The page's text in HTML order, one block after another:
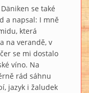
se také
a napsal: I mně
která
na verandě, v
se mi dostalo
víno. Na
rád sáhnu
jazyk i žaludek